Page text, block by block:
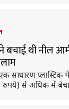
थी नील
साधारण प्लास्टिक
रुपये) से अधिक में बेचा